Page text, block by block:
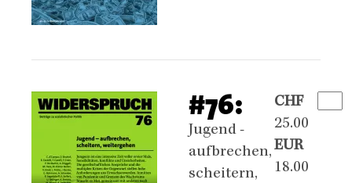
#76:
Jugend -
aufbrechen,
scheitern,
CHF
25.00
EUR
18.00